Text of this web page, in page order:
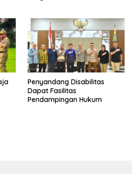
Penyandang Disabilitas
Dapat Fasilitas
Pendampingan Hukum